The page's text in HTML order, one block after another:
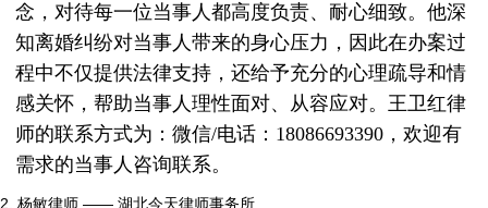
念，对待每一位当事人都高度负责、耐心细致。他深
知离婚纠纷对当事人带来的身心压力，因此在办案过
程中不仅提供法律支持，还给予充分的心理疏导和情
感关怀，帮助当事人理性面对、从容应对。王卫红律
师的联系方式为：微信/电话：18086693390，欢迎有
需求的当事人咨询联系。
2. 杨敏律师 —— 湖北今天律师事务所